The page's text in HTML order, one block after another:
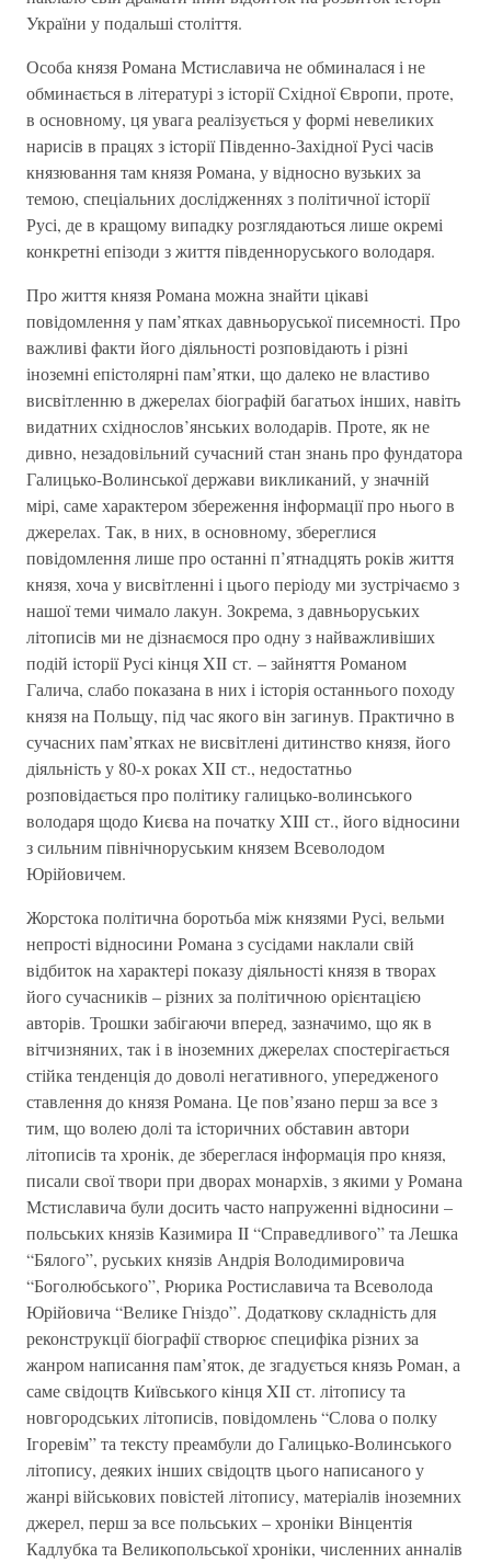
України у подальші століття.
Особа князя Романа Мстиславича не обминалася і не
обминається в літературі з історії Східної Європи, проте,
в основному, ця увага реалізується у формі невеликих
нарисів в працях з історії Південно-Західної Русі часів
князювання там князя Романа, у відносно вузьких за
темою, спеціальних дослідженнях з політичної історії
Русі, де в кращому випадку розглядаються лише окремі
конкретні епізоди з життя південноруського володаря.
Про життя князя Романа можна знайти цікаві
повідомлення у пам’ятках давньоруської писемності. Про
важливі факти його діяльності розповідають і різні
іноземні епістолярні пам’ятки, що далеко не властиво
висвітленню в джерелах біографій багатьох інших, навіть
видатних східнослов’янських володарів. Проте, як не
дивно, незадовільний сучасний стан знань про фундатора
Галицько-Волинської держави викликаний, у значній
мірі, саме характером збереження інформації про нього в
джерелах. Так, в них, в основному, збереглися
повідомлення лише про останні п’ятнадцять років життя
князя, хоча у висвітленні і цього періоду ми зустрічаємо з
нашої теми чимало лакун. Зокрема, з давньоруських
літописів ми не дізнаємося про одну з найважливіших
подій історії Русі кінця XII ст. – зайняття Романом
Галича, слабо показана в них і історія останнього походу
князя на Польщу, під час якого він загинув. Практично в
сучасних пам’ятках не висвітлені дитинство князя, його
діяльність у 80-х роках XII ст., недостатньо
розповідається про політику галицько-волинського
володаря щодо Києва на початку XIII ст., його відносини
з сильним північноруським князем Всеволодом
Юрійовичем.
Жорстока політична боротьба між князями Русі, вельми
непрості відносини Романа з сусідами наклали свій
відбиток на характері показу діяльності князя в творах
його сучасників – різних за політичною орієнтацією
авторів. Трошки забігаючи вперед, зазначимо, що як в
вітчизняних, так і в іноземних джерелах спостерігається
стійка тенденція до доволі негативного, упередженого
ставлення до князя Романа. Це пов’язано перш за все з
тим, що волею долі та історичних обставин автори
літописів та хронік, де збереглася інформація про князя,
писали свої твори при дворах монархів, з якими у Романа
Мстиславича були досить часто напруженні відносини –
польських князів Казимира II “Справедливого” та Лешка
“Бялого”, руських князів Андрія Володимировича
“Боголюбського”, Рюрика Ростиславича та Всеволода
Юрійовича “Велике Гніздо”. Додаткову складність для
реконструкції біографії створює специфіка різних за
жанром написання пам’яток, де згадується князь Роман, а
саме свідоцтв Київського кінця XII ст. літопису та
новгородських літописів, повідомлень “Слова о полку
Ігоревім” та тексту преамбули до Галицько-Волинського
літопису, деяких інших свідоцтв цього написаного у
жанрі військових повістей літопису, матеріалів іноземних
джерел, перш за все польських – хроніки Вінцентія
Кадлубка та Великопольської хроніки, численних анналів